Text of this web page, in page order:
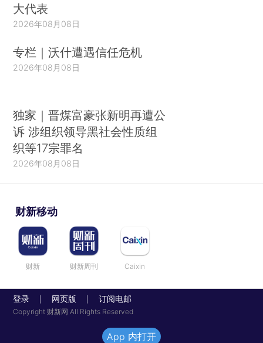
大代表
2026年08月08日
专栏｜沃什遭遇信任危机
2026年08月08日
独家｜晋煤富豪张新明再遭公
诉 涉组织领导黑社会性质组
织等17宗罪名
2026年08月08日
财新移动
财新 财新周刊 Caixin
登录 网页版 订阅电邮
Copyright 财新网 All Rights Reserved
App 内打开